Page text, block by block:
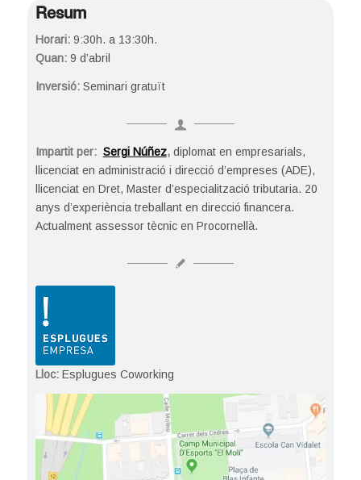
Resum
Horari:9:30h. a 13:30h.
Quan: 9 d’abril
Inversió: Seminari gratuït
Impartit per: Sergi Núñez,diplomat en empresarials,
llicenciat en administració i direcció d’empreses (ADE),
llicenciat en Dret, Master d’especialització tributaria. 20
anys d’experiència treballant en direcció financera.
Actualment assessor tècnic en Procornellà.
Lloc:Esplugues Coworking